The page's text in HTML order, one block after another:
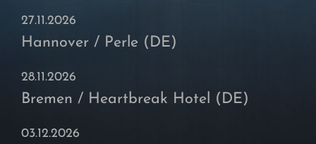
27.11.2026
Hannover / Perle (DE)
28.11.2026
Bremen / Heartbreak Hotel (DE)
03.12.2026